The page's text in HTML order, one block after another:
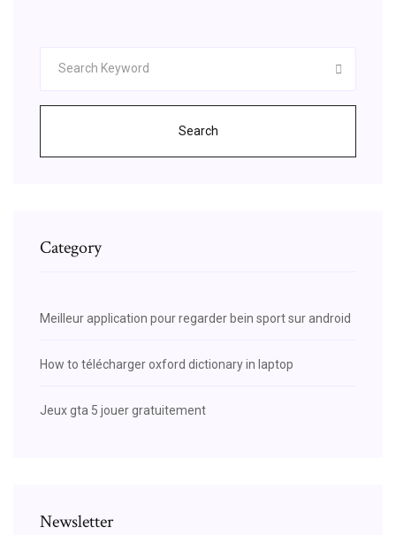
Search
Category
Meilleur application pour regarder bein sport sur android
How to télécharger oxford dictionary in laptop
Jeux gta 5 jouer gratuitement
Newsletter